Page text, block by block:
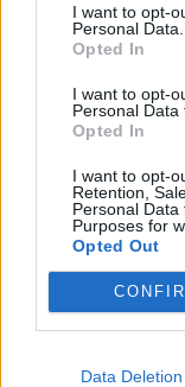
I want to opt-
Personal Data.
Opted In
I want to opt-
Personal Data
Opted In
I want to opt-
Retention,
Personal
Purposes for
Opted Out
Data Deletion